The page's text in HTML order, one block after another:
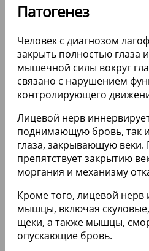
Патогенез
Человек с диагнозом
закрыть полностью глаза
мышечной силы вокруг
связано с нарушением
контролирующего
Лицевой нерв
поднимающую бровь, так
глаза, закрывающую веки.
препятствует закрытию
моргания и механизму
Кроме того, лицевой
мышцы, включая
щеки, а также мышцы,
опускающие бровь.